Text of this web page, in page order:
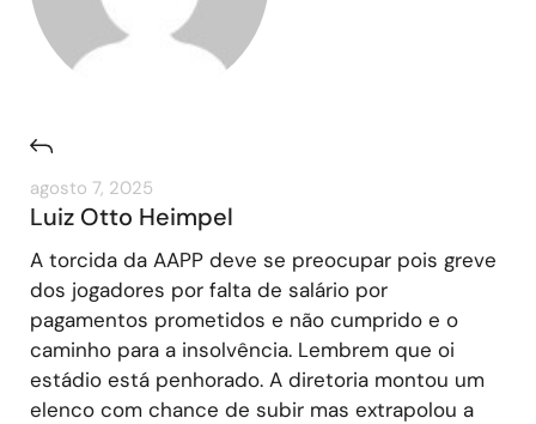
agosto 7, 2025
Luiz Otto Heimpel
A torcida da AAPP deve se preocupar pois greve
dos jogadores por falta de salário por
pagamentos prometidos e não cumprido e o
caminho para a insolvência. Lembrem que oi
estádio está penhorado. A diretoria montou um
elenco com chance de subir mas extrapolou a